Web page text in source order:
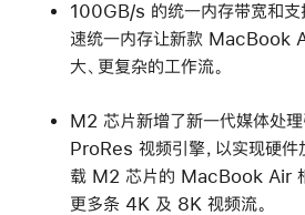
100GB/s 的统一内存带宽和
速统一内存让新款 MacBook
大、更复杂的工作流。
M2 芯片新增了新一代媒体处
ProRes 视频引擎，以实现硬件
载 M2 芯片的 MacBook Air
更多条 4K 及 8K 视频流。